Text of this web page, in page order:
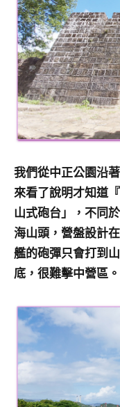
我們從中正公園沿
來看了說明才知道
山式砲台」，不同
海山頭，營盤設計
艦的砲彈只會打到
底，很難擊中營區。